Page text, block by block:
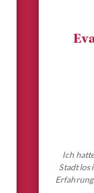
Ich
Stadt los